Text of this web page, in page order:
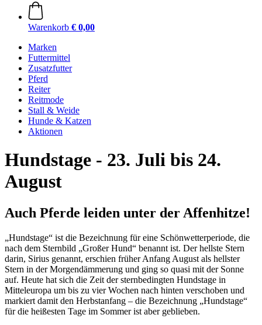
Warenkorb € 0,00
Marken
Futtermittel
Zusatzfutter
Pferd
Reiter
Reitmode
Stall & Weide
Hunde & Katzen
Aktionen
Hundstage - 23. Juli bis 24.
August
Auch Pferde leiden unter der Affenhitze!
„Hundstage“ ist die Bezeichnung für eine Schönwetterperiode, die
nach dem Sternbild „Großer Hund“ benannt ist. Der hellste Stern
darin, Sirius genannt, erschien früher Anfang August als hellster
Stern in der Morgendämmerung und ging so quasi mit der Sonne
auf. Heute hat sich die Zeit der sternbedingten Hundstage in
Mitteleuropa um bis zu vier Wochen nach hinten verschoben und
markiert damit den Herbstanfang – die Bezeichnung „Hundstage“
für die heißesten Tage im Sommer ist aber geblieben.